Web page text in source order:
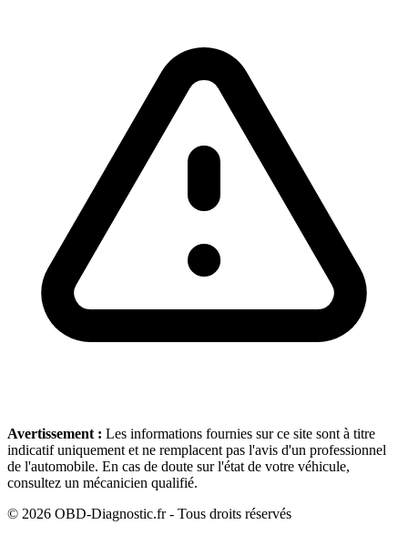
Avertissement : Les informations fournies sur ce site sont à titre
indicatif uniquement et ne remplacent pas l'avis d'un professionnel
de l'automobile. En cas de doute sur l'état de votre véhicule,
consultez un mécanicien qualifié.
© 2026 OBD-Diagnostic.fr - Tous droits réservés